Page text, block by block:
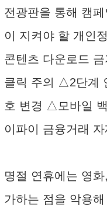
전광판을 통해 캠
이 지켜야 할 개인
콘텐츠 다운로드
클릭 주의 △2단계
호 변경 △모바일
이파이 금융거래
명절 연휴에는 영
가하는 점을 악용